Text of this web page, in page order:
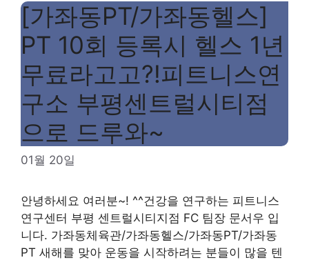
[가좌동PT/가좌동헬스]
PT 10회 등록시 헬스 1년
무료라고고?!피트니스연
구소 부평센트럴시티점
으로 드루와~
01월 20일
안녕하세요 여러분~! ^^건강을 연구하는 피트니스
연구센터 부평 센트럴시티지점 FC 팀장 문서우 입
니다. 가좌동체육관/가좌동헬스/가좌동PT/가좌동
PT 새해를 맞아 운동을 시작하려는 분들이 많을 텐